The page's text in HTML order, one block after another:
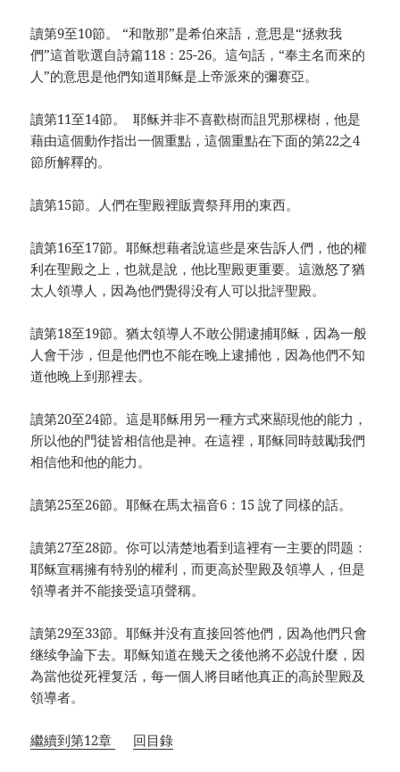
讀第9至10節。 “和散那”是希伯來語，意思是“拯救我
們”這首歌選自詩篇118：25-26。這句話，“奉主名而來的
人”的意思是他們知道耶稣是上帝派來的彌赛亞。
讀第11至14節。 耶稣并非不喜歡樹而詛咒那棵樹，他是
藉由這個動作指出一個重點，這個重點在下面的第22之4
節所解釋的。
讀第15節。人們在聖殿裡販賣祭拜用的東西。
讀第16至17節。耶稣想藉者說這些是來告訴人們，他的權
利在聖殿之上，也就是說，他比聖殿更重要。這激怒了猶
太人領導人，因為他們覺得没有人可以批評聖殿。
讀第18至19節。猶太領導人不敢公開逮捕耶稣，因為一般
人會干涉，但是他們也不能在晚上逮捕他，因為他們不知
道他晚上到那裡去。
讀第20至24節。這是耶稣用另一種方式來顯現他的能力，
所以他的門徒皆相信他是神。在這裡，耶稣同時鼓勵我們
相信他和他的能力。
讀第25至26節。耶稣在馬太福音6：15 說了同樣的話。
讀第27至28節。你可以清楚地看到這裡有一主要的問题：
耶稣宣稱擁有特别的權利，而更高於聖殿及領導人，但是
領導者并不能接受這項聲稱。
讀第29至33節。耶稣并没有直接回答他們，因為他們只會
继续争論下去。耶稣知道在幾天之後他將不必說什麼，因
為當他從死裡复活，每一個人將目睹他真正的高於聖殿及
領導者。
繼續到第12章 回目錄